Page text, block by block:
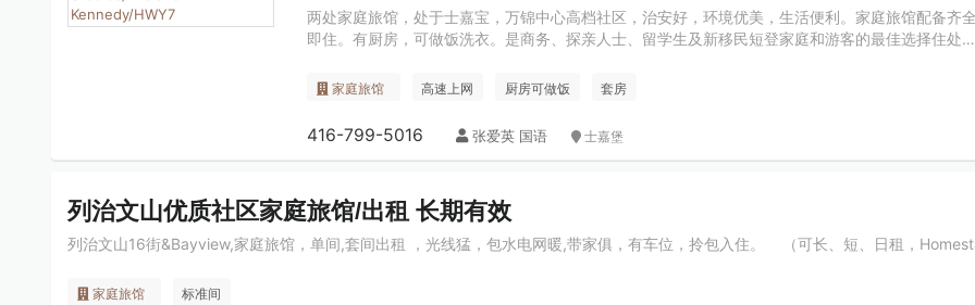
两处家庭旅馆，处于士嘉宝，万锦中心高档社区，治安好，环境优美，生活便利。家庭旅馆配备齐
即住。有厨房，可做饭洗衣。是商务、探亲人士、留学生及新移民短登家庭和游客的最佳选择住处…
家庭旅馆 高速上网 厨房可做饭 套房
416-799-5016 张爱英 国语 士嘉堡
列治文山优质社区家庭旅馆/出租 长期有效
列治文山16街&Bayview,家庭旅馆，单间,套间出租 ，光线猛，包水电网暖,带家俱，有车位，拎包入住。 （可长、短、日租，
家庭旅馆 标准间